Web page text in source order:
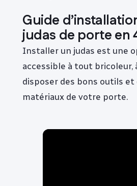
Guide
judas de porte en
Installer un judas est une
accessible à tout bricoleur,
disposer des bons outils
matériaux de votre porte.